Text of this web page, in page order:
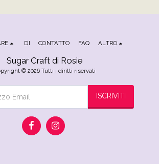
Sugar Craft di Rosie
© 2026 Tutti i diritti riservati
DI CONTATTO FAQ ALTRO
ISCRIVITI